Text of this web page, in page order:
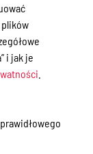
i jak je